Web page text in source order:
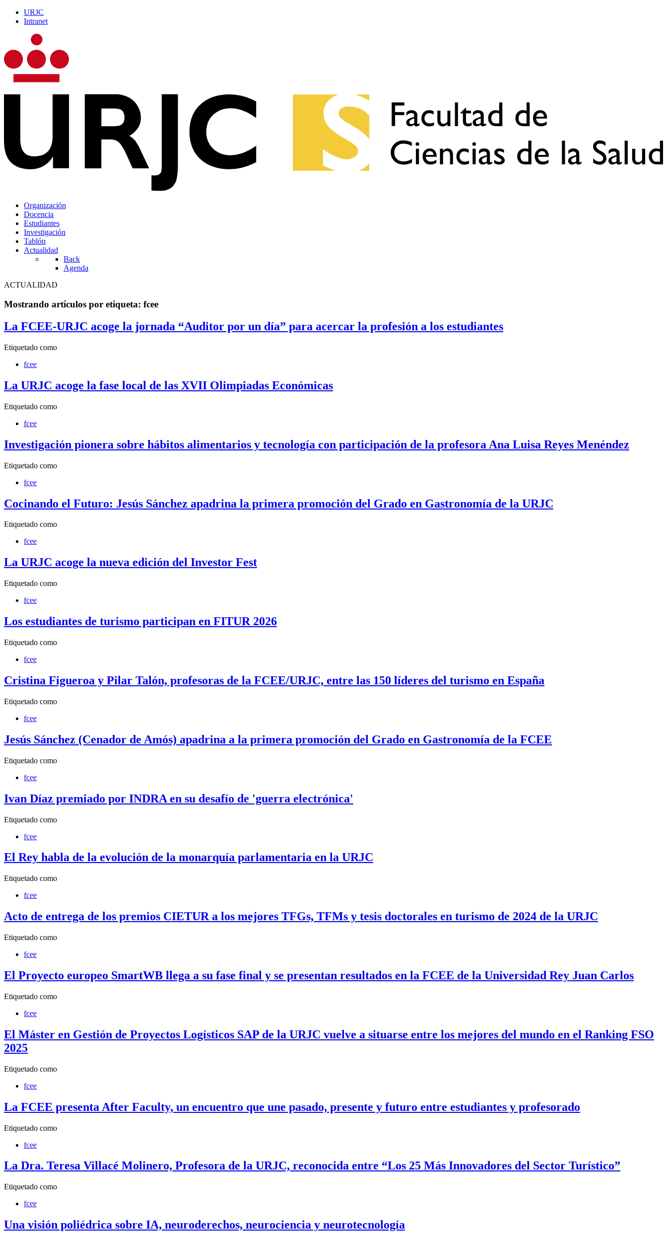
URJC
Intranet
Organización
Docencia
Estudiantes
Investigación
Tablón
Actualidad
Back
Agenda
ACTUALIDAD
Mostrando artículos por etiqueta: fcee
La FCEE-URJC acoge la jornada “Auditor por un día” para acercar la profesión a los estudiantes
Etiquetado como
fcee
La URJC acoge la fase local de las XVII Olimpiadas Económicas
Etiquetado como
fcee
Investigación pionera sobre hábitos alimentarios y tecnología con participación de la profesora Ana Luisa Reyes Menéndez
Etiquetado como
fcee
Cocinando el Futuro: Jesús Sánchez apadrina la primera promoción del Grado en Gastronomía de la URJC
Etiquetado como
fcee
La URJC acoge la nueva edición del Investor Fest
Etiquetado como
fcee
Los estudiantes de turismo participan en FITUR 2026
Etiquetado como
fcee
Cristina Figueroa y Pilar Talón, profesoras de la FCEE/URJC, entre las 150 líderes del turismo en España
Etiquetado como
fcee
Jesús Sánchez (Cenador de Amós) apadrina a la primera promoción del Grado en Gastronomía de la FCEE
Etiquetado como
fcee
Ivan Díaz premiado por INDRA en su desafío de 'guerra electrónica'
Etiquetado como
fcee
El Rey habla de la evolución de la monarquía parlamentaria en la URJC
Etiquetado como
fcee
Acto de entrega de los premios CIETUR a los mejores TFGs, TFMs y tesis doctorales en turismo de 2024 de la URJC
Etiquetado como
fcee
El Proyecto europeo SmartWB llega a su fase final y se presentan resultados en la FCEE de la Universidad Rey Juan Carlos
Etiquetado como
fcee
El Máster en Gestión de Proyectos Logísticos SAP de la URJC vuelve a situarse entre los mejores del mundo en el Ranking FSO
2025
Etiquetado como
fcee
La FCEE presenta After Faculty, un encuentro que une pasado, presente y futuro entre estudiantes y profesorado
Etiquetado como
fcee
La Dra. Teresa Villacé Molinero, Profesora de la URJC, reconocida entre “Los 25 Más Innovadores del Sector Turístico”
Etiquetado como
fcee
Una visión poliédrica sobre IA, neuroderechos, neurociencia y neurotecnología